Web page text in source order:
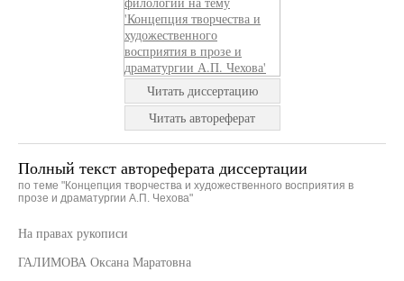
Читать диссертацию
Читать автореферат
Полный текст автореферата диссертации
по теме "Концепция творчества и художественного восприятия в
прозе и драматургии А.П. Чехова"
На правах рукописи
ГАЛИМОВА Оксана Маратовна